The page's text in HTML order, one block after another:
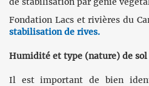
Fondation Lacs et rivières du
stabilisation de rives.
Humidité et type (nature) de sol
Il est important de bien